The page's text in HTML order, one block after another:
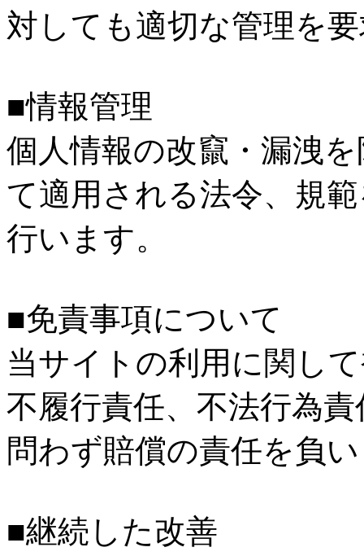
対しても適切な管理を
■情報管理
個人情報の改竄・漏洩
て適用される法令、規
行います。
■免責事項について
当サイトの利用に関し
不履行責任、不法行為
問わず賠償の責任を負
■継続した改善